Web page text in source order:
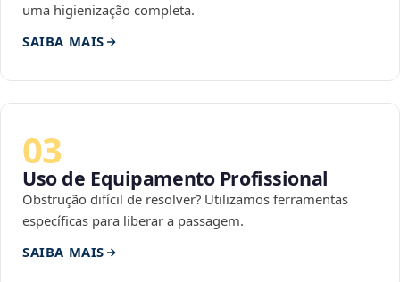
uma higienização completa.
SAIBA MAIS
03
Uso de Equipamento Profissional
Obstrução difícil de resolver? Utilizamos ferramentas
específicas para liberar a passagem.
SAIBA MAIS